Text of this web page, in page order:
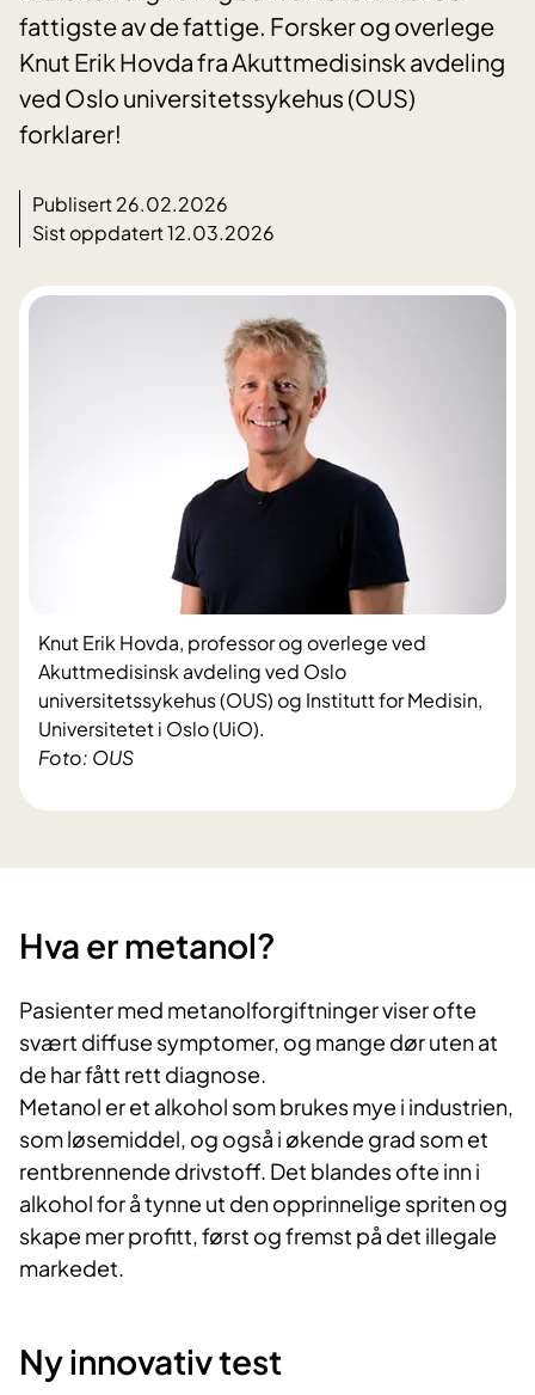
fattigste av de fattige. Forsker og overlege
Knut Erik Hovda fra Akuttmedisinsk avdeling
ved Oslo universitetssykehus (OUS)
forklarer!
Publisert 26.02.2026
Sist oppdatert 12.03.2026
Foto: OUS
Knut Erik Hovda, professor og overlege ved
Akuttmedisinsk avdeling ved Oslo
universitetssykehus (OUS) og Institutt for Medisin,
Universitetet i Oslo (UiO).
Hva er metanol?
Pasienter med metanolforgiftninger viser ofte
svært diffuse symptomer, og mange dør uten at
de har fått rett diagnose.
Metanol er et alkohol som brukes mye i industrien,
som løsemiddel, og også i økende grad som et
rentbrennende drivstoff. Det blandes ofte inn i
alkohol for å tynne ut den opprinnelige spriten og
skape mer profitt, først og fremst på det illegale
markedet.
Ny innovativ test